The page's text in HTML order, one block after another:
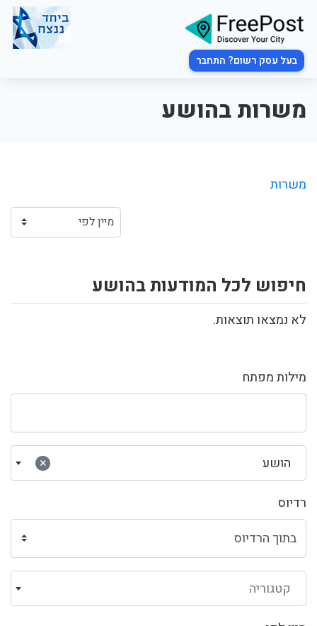
בעל עסק רשום? התחבר
משרות בהושע
מילות מפתח
× הושע
רדיוס
קטגוריה
משרות
חיפוש לכל המודעות בהושע
לא נמצאו תוצאות.